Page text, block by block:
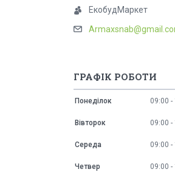
ЕкобудМаркет
ГРАФІК РОБОТИ
Понеділок 09:00
Вівторок 09:00
Середа 09:00
Четвер 09:00